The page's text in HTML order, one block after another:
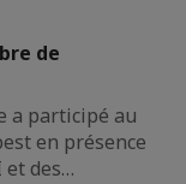
de
a participé au
en présence
et des…